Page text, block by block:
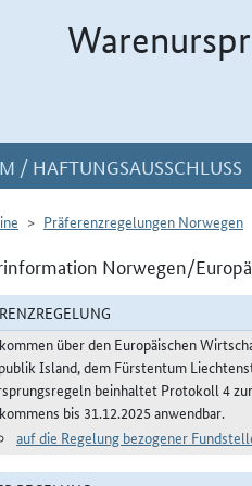
/ HAFTUNGSAUSSCHLUSS
Präferenzregelungen Norwegen
Norwegen/
über den Europäischen
Island, dem Fürstentum
beinhaltet Protokoll 4
bis 31.12.2025 anwendbar.
auf die Regelung bezogener